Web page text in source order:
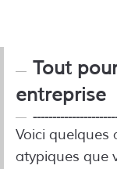
Tout
entreprise
Voici quelques
atypiques que